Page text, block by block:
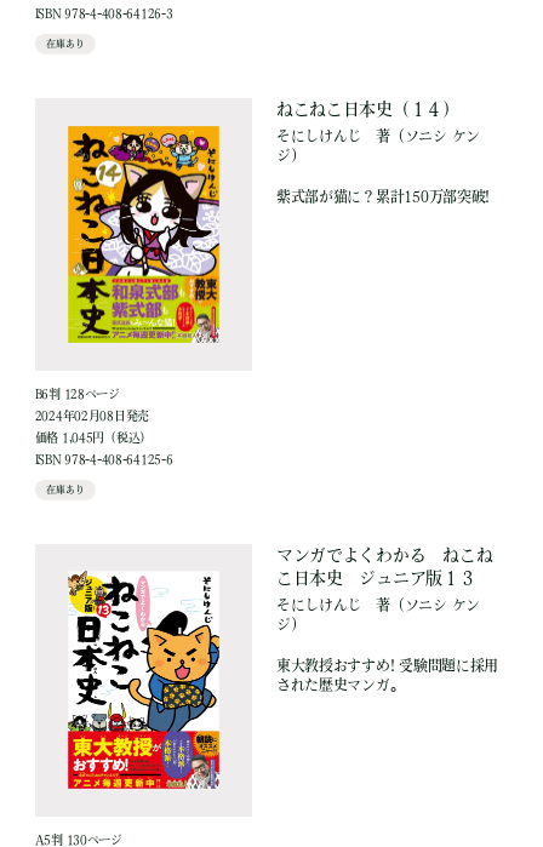
ISBN 978-4-408-64126-3
在庫あり
B6判 128ページ
2024年02月08日発売
価格 1,045円（税込）
ISBN 978-4-408-64125-6
在庫あり
ねこねこ日本史（１４）
そにしけんじ 著（ソニシ ケン
ジ）
紫式部が猫に？累計150万部突破!
A5判 130ページ
マンガでよくわかる ねこね
こ日本史 ジュニア版１３
そにしけんじ 著（ソニシ ケン
ジ）
東大教授おすすめ! 受験問題に採用
された歴史マンガ。